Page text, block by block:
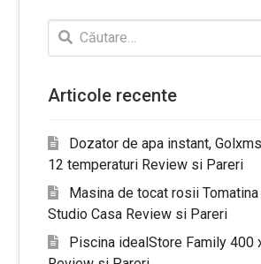
Caută
după:
Articole recente
Dozator de apa instant,
12 temperaturi Review si Pareri
Masina de tocat rosii
Studio Casa Review si Pareri
Piscina idealStore Family 400